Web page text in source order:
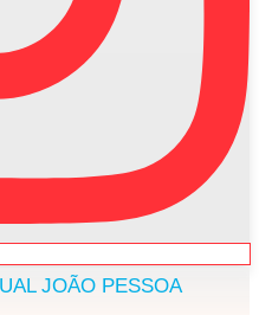
JOÃO PESSOA